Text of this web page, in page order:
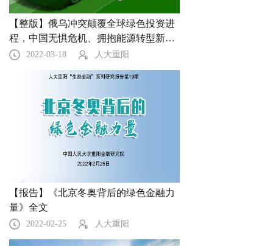
【整版】俄乌冲突颠覆全球绿色投资进
程，中国无惧危机、拥抱能源转型新时
代
2022-03-18 人大重阳
【报告】《北京冬奥背后的绿色金融力
量》全文
2022-02-25 人大重阳